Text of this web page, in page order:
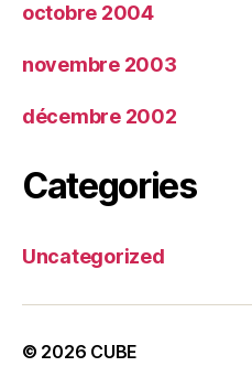
octobre 2004
novembre 2003
décembre 2002
Categories
Uncategorized
© 2026 CUBE